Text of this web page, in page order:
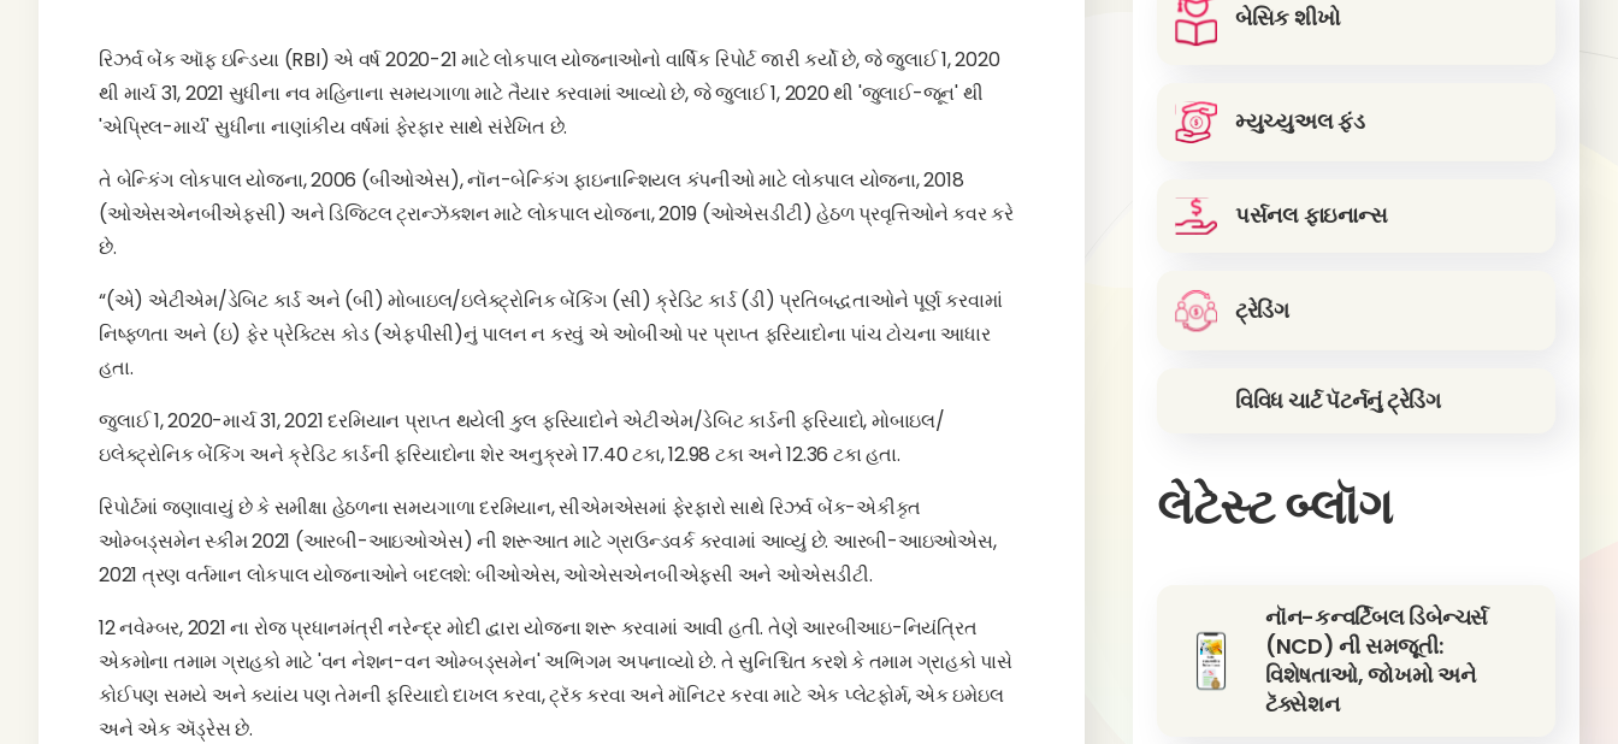
રિઝર્વ બેંક ઑફ ઇન્ડિયા (RBI) એ વર્ષ 2020-21 માટે લોકપાલ યોજનાઓનો વાર્ષિક રિપોર્ટ જારી કર્યો છે, જે જુલાઈ 1, 2020
થી માર્ચ 31, 2021 સુધીના નવ મહિનાના સમયગાળા માટે તૈયાર કરવામાં આવ્યો છે, જે જુલાઈ 1, 2020 થી 'જુલાઈ-જૂન' થી
'એપ્રિલ-માર્ચ' સુધીના નાણાંકીય વર્ષમાં ફેરફાર સાથે સંરેખિત છે.
તે બેન્કિંગ લોકપાલ યોજના, 2006 (બીઓએસ), નૉન-બેન્કિંગ ફાઇનાન્શિયલ કંપનીઓ માટે લોકપાલ યોજના, 2018
(ઓએસએનબીએફસી) અને ડિજિટલ ટ્રાન્ઝૅક્શન માટે લોકપાલ યોજના, 2019 (ઓએસડીટી) હેઠળ પ્રવૃત્તિઓને કવર કરે
છે.
“(એ) એટીએમ/ડેબિટ કાર્ડ અને (બી) મોબાઇલ/ઇલેક્ટ્રોનિક બેંકિંગ (સી) ક્રેડિટ કાર્ડ (ડી) પ્રતિબદ્ધતાઓને પૂર્ણ કરવામાં
નિષ્ફળતા અને (ઇ) ફેર પ્રેક્ટિસ કોડ (એફપીસી)નું પાલન ન કરવું એ ઓબીઓ પર પ્રાપ્ત ફરિયાદોના પાંચ ટોચના આધાર
હતા.
જુલાઈ 1, 2020-માર્ચ 31, 2021 દરમિયાન પ્રાપ્ત થયેલી કુલ ફરિયાદોને એટીએમ/ડેબિટ કાર્ડની ફરિયાદો, મોબાઇલ/
ઇલેક્ટ્રોનિક બેંકિંગ અને ક્રેડિટ કાર્ડની ફરિયાદોના શેર અનુક્રમે 17.40 ટકા, 12.98 ટકા અને 12.36 ટકા હતા.
રિપોર્ટમાં જણાવાયું છે કે સમીક્ષા હેઠળના સમયગાળા દરમિયાન, સીએમએસમાં ફેરફારો સાથે રિઝર્વ બેંક-એકીકૃત
ઓમ્બડ્સમેન સ્કીમ 2021 (આરબી-આઇઓએસ) ની શરૂઆત માટે ગ્રાઉન્ડવર્ક કરવામાં આવ્યું છે. આરબી-આઇઓએસ,
2021 ત્રણ વર્તમાન લોકપાલ યોજનાઓને બદલશે: બીઓએસ, ઓએસએનબીએફસી અને ઓએસડીટી.
12 નવેમ્બર, 2021 ના રોજ પ્રધાનમંત્રી નરેન્દ્ર મોદી દ્વારા યોજના શરૂ કરવામાં આવી હતી. તેણે આરબીઆઇ-નિયંત્રિત
એકમોના તમામ ગ્રાહકો માટે 'વન નેશન-વન ઓમ્બડ્સમેન' અભિગમ અપનાવ્યો છે. તે સુનિશ્ચિત કરશે કે તમામ ગ્રાહકો પાસે
કોઈપણ સમયે અને ક્યાંય પણ તેમની ફરિયાદો દાખલ કરવા, ટ્રૅક કરવા અને મૉનિટર કરવા માટે એક પ્લેટફોર્મ, એક ઇમેઇલ
અને એક ઍડ્રેસ છે.
બેસિક શીખો
મ્યુચ્યુઅલ ફંડ
પર્સનલ ફાઇનાન્સ
ટ્રેડિંગ
વિવિધ ચાર્ટ પૅટર્નનું ટ્રેડિંગ
લેટેસ્ટ બ્લૉગ
નૉન-કન્વર્ટિબલ ડિબેન્ચર્સ
(NCD) ની સમજૂતી:
વિશેષતાઓ, જોખમો અને
ટૅક્સેશન